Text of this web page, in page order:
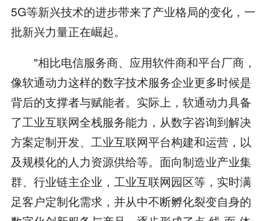
5G等新兴技术的进步带来了产业格局的变化，一
批新兴力量正在崛起。
"相比电信服务商、应用软件商和平台厂商，
像软通动力这样的数字技术服务企业更多时候是
背后的支撑者与赋能者。实际上，软通动力具备
了工业互联网全栈服务能力，从数字咨询到解决
方案定制开发、工业互联网平台构建和运营，以
及规模化的人力资源供给等。面向制造业产业集
群、行业链主企业，工业互联网园区等，实时满
足客户定制化需求，并从中不断孵化裂变自身的